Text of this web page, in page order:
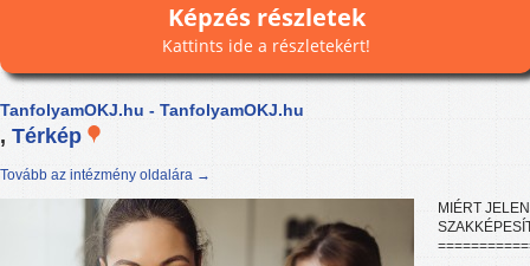
Képzés részletek
Kattints ide a részletekért!
TanfolyamOKJ.hu - TanfolyamOKJ.hu
, Térkép
Tovább az intézmény oldalára →
MIÉRT